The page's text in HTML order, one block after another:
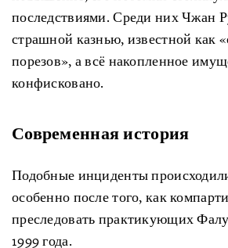
последствиями. Среди них Чжан
страшной казнью, известной как
порезов», а всё накопленное
конфисковано.
Современнаяистория
Подобные инциденты
особенно после того, как
преследовать практикующих
1999 года.